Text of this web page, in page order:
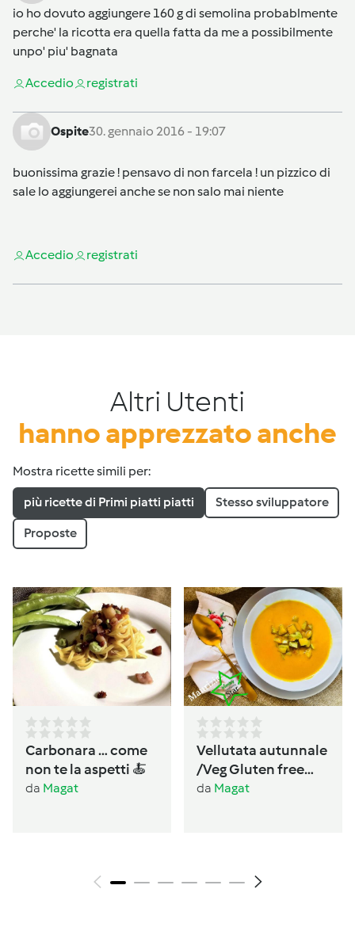
io ho dovuto aggiungere 160 g di semolina probablmente
perche' la ricotta era quella fatta da me a possibilmente
unpo' piu' bagnata
Accedio registrati
Ospite30. gennaio 2016 - 19:07
buonissima grazie ! pensavo di non farcela ! un pizzico di
sale lo aggiungerei anche se non salo mai niente
Accedio registrati
Altri Utenti
hanno apprezzato anche
Mostra ricette simili per:
più ricette di Primi piatti piatti Stesso sviluppatore
Proposte
Carbonara … come
non te la aspetti 🍝
da Magat
Vellutata autunnale
/Veg Gluten free
Lactos free
da Magat